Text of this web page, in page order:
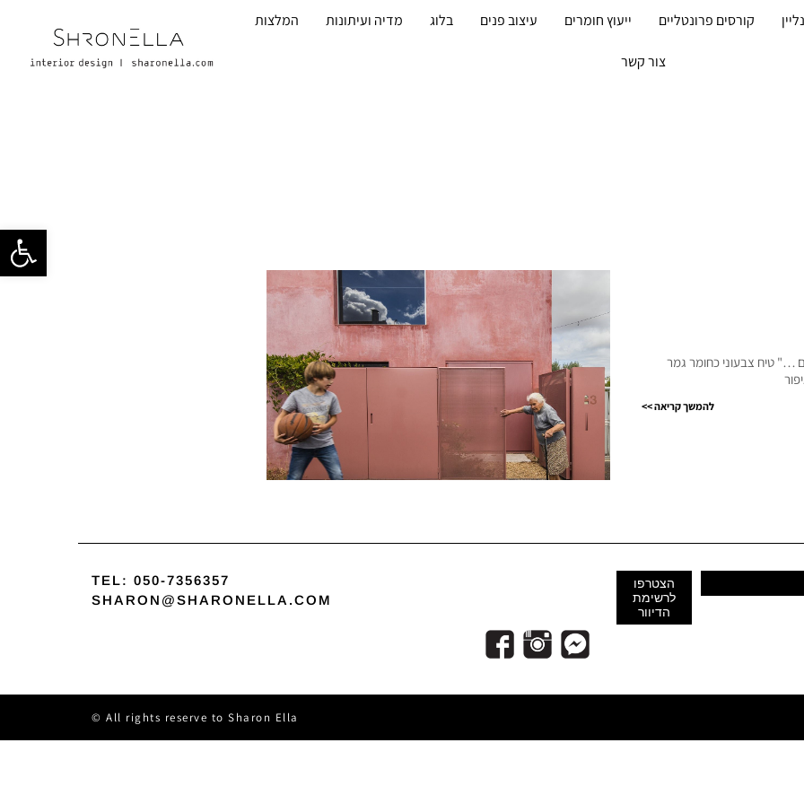
פתח
קורסים פרונטליים ייעוץ חומרים עיצוב פנים בלוג מדיה ועיתונות המלצות
צור קשר
…" טיח צבעוני כחומר גמר
להמשך קריאה >>
הצטרפו
לרשימת
הדיוור
TEL: 050-7356357
SHARON@SHARONELLA.COM
All rights reserve to Sharon Ella ©